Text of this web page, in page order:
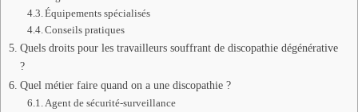
Équipements spécialisés
Conseils pratiques
Quels droits pour les travailleurs souffrant de discopathie dégénérative
?
Quel métier faire quand on a une discopathie ?
Agent de sécurité-surveillance